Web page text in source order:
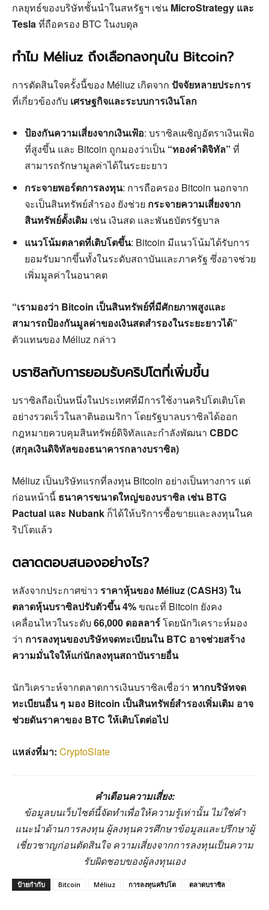
กลยุทธ์ของบริษัทชั้นนำในสหรัฐฯ เช่น MicroStrategy และ
Teslaที่ถือครอง BTC ในงบดุล
ทำไม Méliuz ถึงเลือกลงทุนใน Bitcoin?
การตัดสินใจครั้งนี้ของ Méliuz เกิดจาก ปัจจัยหลายประการ
ที่เกี่ยวข้องกับ เศรษฐกิจและระบบการเงินโลก
ป้องกันความเสี่ยงจากเงินเฟ้อ: บราซิลเผชิญอัตราเงินเฟ้อ
ที่สูงขึ้น และ Bitcoin ถูกมองว่าเป็น “ทองคำดิจิทัล” ที่
สามารถรักษามูลค่าได้ในระยะยาว
กระจายพอร์ตการลงทุน: การถือครอง Bitcoin นอกจาก
จะเป็นสินทรัพย์สำรอง ยังช่วย กระจายความเสี่ยงจาก
สินทรัพย์ดั้งเดิม เช่น เงินสด และพันธบัตรรัฐบาล
แนวโน้มตลาดที่เติบโตขึ้น: Bitcoin มีแนวโน้มได้รับการ
ยอมรับมากขึ้นทั้งในระดับสถาบันและภาครัฐ ซึ่งอาจช่วย
เพิ่มมูลค่าในอนาคต
“เรามองว่า Bitcoin เป็นสินทรัพย์ที่มีศักยภาพสูงและ
สามารถป้องกันมูลค่าของเงินสดสำรองในระยะยาวได้”
ตัวแทนของ Méliuz กล่าว
บราซิลกับการยอมรับคริปโตที่เพิ่มขึ้น
บราซิลถือเป็นหนึ่งในประเทศที่มีการใช้งานคริปโตเติบโต
อย่างรวดเร็วในลาตินอเมริกา โดยรัฐบาลบราซิลได้ออก
กฎหมายควบคุมสินทรัพย์ดิจิทัลและกำลังพัฒนา CBDC
(สกุลเงินดิจิทัลของธนาคารกลางบราซิล)
Méliuz เป็นบริษัทแรกที่ลงทุน Bitcoin อย่างเป็นทางการ แต่
ก่อนหน้านี้ ธนาคารขนาดใหญ่ของบราซิล เช่น BTG
Pactual และ Nubank ก็ได้ให้บริการซื้อขายและลงทุนในค
ริปโตแล้ว
ตลาดตอบสนองอย่างไร?
หลังจากประกาศข่าว ราคาหุ้นของ Méliuz (CASH3) ใน
ตลาดหุ้นบราซิลปรับตัวขึ้น 4%ขณะที่ Bitcoin ยังคง
เคลื่อนไหวในระดับ 66,000 ดอลลาร์โดยนักวิเคราะห์มอง
ว่า การลงทุนของบริษัทจดทะเบียนใน BTC อาจช่วยสร้าง
ความมั่นใจให้แก่นักลงทุนสถาบันรายอื่น
นักวิเคราะห์จากตลาดการเงินบราซิลเชื่อว่า หากบริษัทจด
ทะเบียนอื่น ๆ มอง Bitcoin เป็นสินทรัพย์สำรองเพิ่มเติม อาจ
ช่วยดันราคาของ BTC ให้เติบโตต่อไป
แหล่งที่มา: CryptoSlate
คำเตือนความเสี่ยง:
ข้อมูลบนเว็บไซต์นี้จัดทำเพื่อให้ความรู้เท่านั้น ไม่ใช่คำ
แนะนำด้านการลงทุน ผู้ลงทุนควรศึกษาข้อมูลและปรึกษาผู้
เชี่ยวชาญก่อนตัดสินใจ ความเสี่ยงจากการลงทุนเป็นความ
รับผิดชอบของผู้ลงทุนเอง
ป้ายกำกับ Bitcoin Méliuz การลงทุนคริปโต ตลาดบราซิล